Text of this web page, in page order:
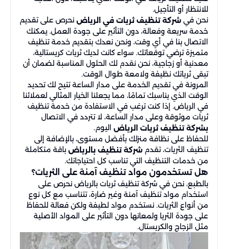
للانتظار أو التأجيل.
نحن في شركة تنظيف ثريات في الرياض نحرص على تقديم
خدمة سريعة وفعالة، دون التأثير على جودة العمل. يمكنك
الاتصال بنا في أي وقت، ونحن نعدك بتقديم خدمة تنظيف
متميزة ترضي توقعاتك. سواء كانت لديك ثريات كريستالية،
معدنية أو زجاجية، نحن نقدم لك الحلول المناسبة لضمان أن
تبقى ثرياتك نظيفة ولامعة طوال الوقت.
المرونة في تقديم الخدمة على مدار الساعة تتيح لك تحديد
الوقت الذي يناسبك تمامًا، مما يجعلنا الخيار المثالي لعملائنا
في الرياض. إذا كنت ترغب في الاستفادة من خدمة تنظيف
ثريات موثوقة وعلى مدار الساعة، لا تتردد في الاتصال
بشركة تنظيف ثريات الرياض اليوم.
للحفاظ على نظافة منزلك بأفضل مستوى، بالإضافة إلى
تنظيف الثريات، تقدم شركة تنظيف بالرياض باقة متكاملة
من خدمات التنظيف التي تناسب كل احتياجاتك.
هل تستخدمون مواد تنظيف آمنة على الثريات؟
بالطبع، نحن في شركة تنظيف ثريات بالرياض نحرص على
استخدام مواد تنظيف آمنة وغير ضارة، تتناسب مع كل نوع
من أنواع الثريات. نستخدم مواد لطيفة ولكن فعالة للحفاظ
على جودة الثريا ولمعانها دون التأثير على المواد الأصلية
مثل الزجاج والكريستال.